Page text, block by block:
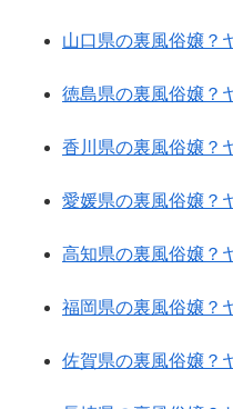
山口県の裏風俗嬢？
徳島県の裏風俗嬢？
香川県の裏風俗嬢？
愛媛県の裏風俗嬢？
高知県の裏風俗嬢？
福岡県の裏風俗嬢？
佐賀県の裏風俗嬢？